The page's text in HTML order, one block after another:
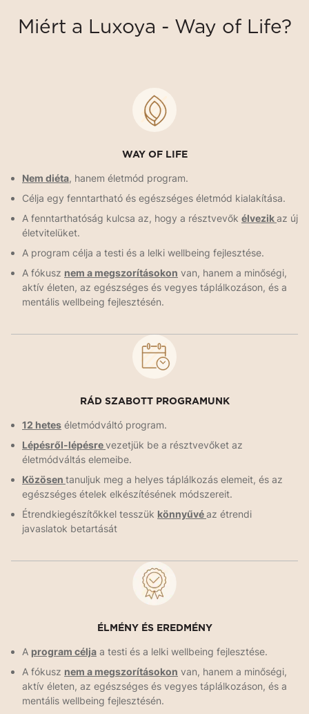
Miért a Luxoya - Way of Life?
WAY OF LIFE
Nem diéta, hanem életmód program.
Célja egy fenntartható és egészséges életmód kialakítása.
A fenntarthatóság kulcsa az, hogy a résztvevők élvezikaz új
életvitelüket.
A program célja a testi és a lelki wellbeing fejlesztése.
A fókusz nem a megszorításokon van, hanem a minőségi,
aktív életen, az egészséges és vegyes táplálkozáson, és a
mentális wellbeing fejlesztésén.
RÁD SZABOTT PROGRAMUNK
12 hetes életmódváltó program.
Lépésről-lépésrevezetjük be a résztvevőket az
életmódváltás elemeibe.
Közösen tanuljuk meg a helyes táplálkozás elemeit, és az
egészséges ételek elkészítésének módszereit.
Étrendkiegészítőkkel tesszük könnyűvéaz étrendi
javaslatok betartását
ÉLMÉNY ÉS EREDMÉNY
A program célja a testi és a lelki wellbeing fejlesztése.
A fókusz nem a megszorításokon van, hanem a minőségi,
aktív életen, az egészséges és vegyes táplálkozáson, és a
mentális wellbeing fejlesztésén.